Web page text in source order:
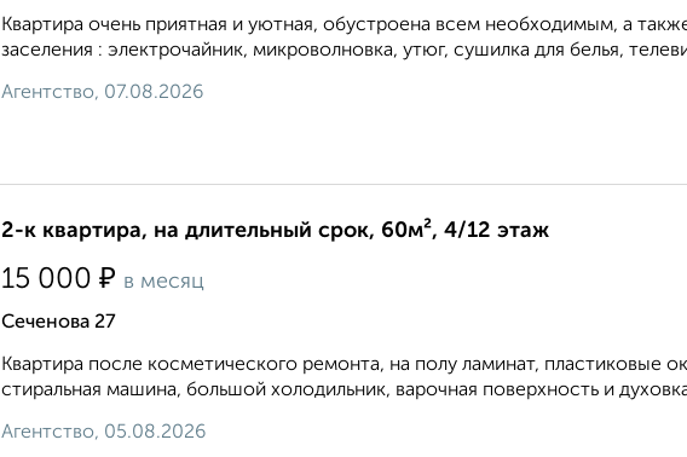
Квартира очень приятная и уютная, обустроена всем необходимым, а
заселения : электрочайник, микроволновка, утюг, сушилка для белья,
Агентство, 07.08.2026
2-к квартира, на длительный срок, 60м², 4/12 этаж
15 000 ₽ в месяц
Сеченова 27
Квартира после косметического ремонта, на полу ламинат, пластиковые
стиральная машина, большой холодильник, варочная поверхность и
Агентство, 05.08.2026